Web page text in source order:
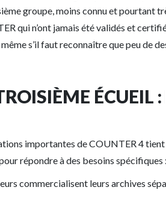
groupe, moins connu et pourtant
qui n’ont jamais été validés et
s’il faut reconnaître que peu de
ÉCUEIL
importantes de COUNTER 4
répondre à des besoins spécifiques :
commercialisent leurs archives